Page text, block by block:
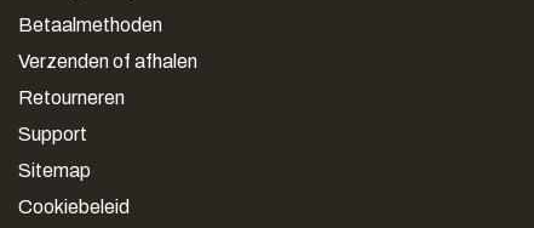
Betaalmethoden
Verzenden of afhalen
Retourneren
Support
Sitemap
Cookiebeleid